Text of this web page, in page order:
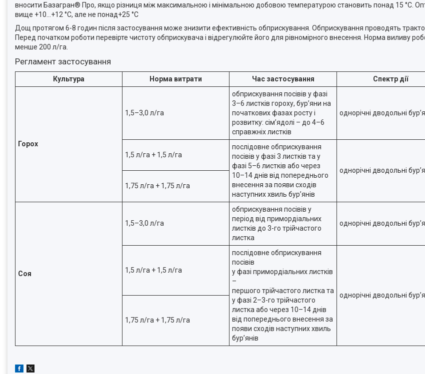
вносити Базагран® Про, якщо різниця між максимальною і мінімальною добовою температурою становить понад 15 °С.
вище +10…+12 °С, але не понад+25 °С
Дощ протягом 6-8 годин після застосування може знизити ефективність обприскування. Обприскування проводять
Перед початком роботи перевірте чистоту обприскувача і відрегулюйте його для рівномірного внесення. Норма виливу
менше 200 л/га.
Регламент застосування
Культура Норма витрати Час застосування Спектр дії
Горох
1,5–3,0 л/га
обприскування посівів у фазі
3–6 листків гороху, бур’яни на
початкових фазах росту і
розвитку: сім’ядолі – до 4–6
справжніх листків
однорічні дводольні
1,5 л/га + 1,5 л/га
послідовне обприскування
посівів у фазі 3 листків та у
фазі 5–6 листків або через
10–14 днів від попереднього
внесення за появи сходів
наступних хвиль бур’янів
однорічні дводольні
1,75 л/га + 1,75 л/га
Соя
1,5–3,0 л/га
обприскування посівів у
період від примордіальних
листків до 3-го трійчастого
листка
однорічні дводольні
1,5 л/га + 1,5 л/га
послідовне обприскування
посівів
у фазі примордіальних листків
–
першого трійчастого листка та
у фазі 2–3-го трійчастого
листка або через 10–14 днів
від попереднього внесення за
появи сходів наступних хвиль
бур’янів
однорічні дводольні
1,75 л/га + 1,75 л/га